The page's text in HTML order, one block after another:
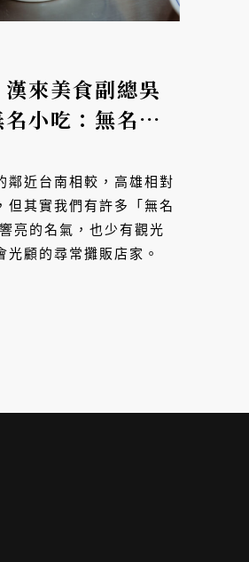
漢來美食副總吳
小吃：無名麵
魚米粉湯、無
鄰近台南相較，高雄相對
但其實我們有許多「無名
亮的名氣，也少有觀光
光顧的尋常攤販店家。